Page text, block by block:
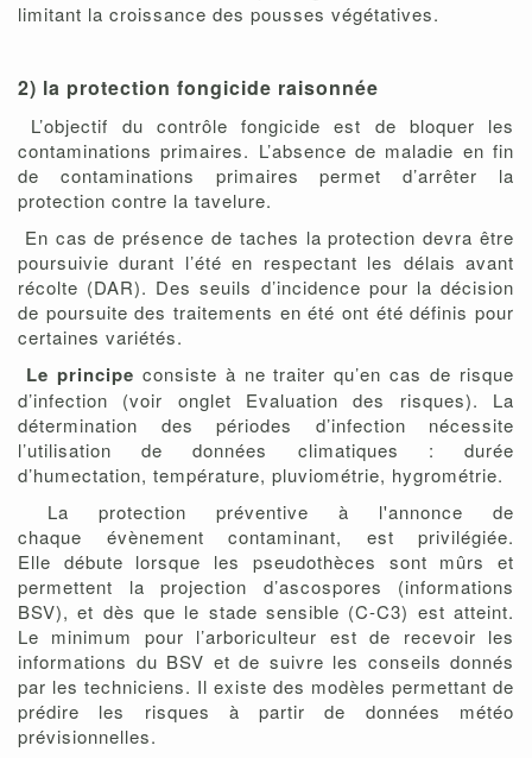
limitant la croissance des pousses végétatives.
2) la protection fongicide raisonnée
L’objectif du contrôle fongicide est de bloquer les
contaminations primaires. L’absence de maladie en fin
de contaminations primaires permet d’arrêter la
protection contre la tavelure.
En cas de présence de taches la protection devra être
poursuivie durant l’été en respectant les délais avant
récolte (DAR). Des seuils d’incidence pour la décision
de poursuite des traitements en été ont été définis pour
certaines variétés.
Le principe consiste à ne traiter qu’en cas de risque
d’infection (voir onglet Evaluation des risques). La
détermination des périodes d’infection nécessite
l’utilisation de données climatiques : durée
d’humectation, température, pluviométrie, hygrométrie.
La protection préventive à l'annonce de
chaque évènement contaminant, est privilégiée.
Elle débute lorsque les pseudothèces sont mûrs et
permettent la projection d’ascospores (informations
BSV), et dès que le stade sensible (C-C3) est atteint.
Le minimum pour l’arboriculteur est de recevoir les
informations du BSV et de suivre les conseils donnés
par les techniciens. Il existe des modèles permettant de
prédire les risques à partir de données météo
prévisionnelles.